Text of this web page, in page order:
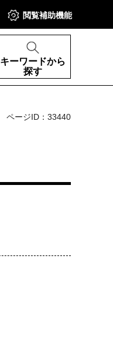
閲覧補助機能
キーワードから
探す
ページID：33440